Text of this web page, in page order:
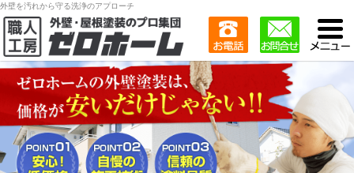
外壁を汚れから守る洗浄のアプローチ